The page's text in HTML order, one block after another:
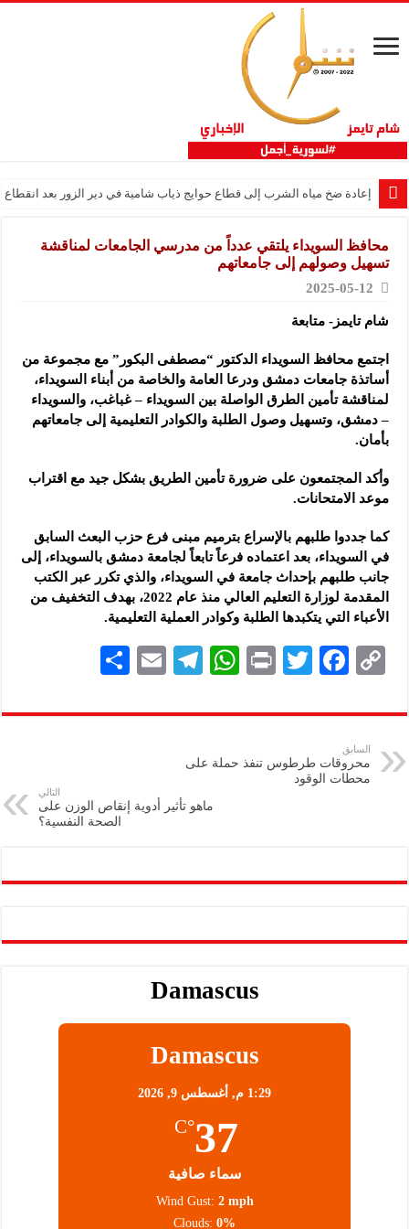
إعادة ضخ مياه الشرب إلى قطاع حوايج ذياب شامية في دير الزور بعد انقطاع دام 12
محافظ السويداء يلتقي عدداً من مدرسي الجامعات لمناقشة
تسهيل وصولهم إلى جامعاتهم
2025-05-12
شام تايمز- متابعة
اجتمع محافظ السويداء الدكتور “مصطفى البكور” مع مجموعة من
أساتذة جامعات دمشق ودرعا العامة والخاصة من أبناء السويداء،
لمناقشة تأمين الطرق الواصلة بين السويداء – غباغب، والسويداء
– دمشق، وتسهيل وصول الطلبة والكوادر التعليمية إلى جامعاتهم
بأمان.
وأكد المجتمعون على ضرورة تأمين الطريق بشكل جيد مع اقتراب
موعد الامتحانات.
كما جددوا طلبهم بالإسراع بترميم مبنى فرع حزب البعث السابق
في السويداء، بعد اعتماده فرعاً تابعاً لجامعة دمشق بالسويداء، إلى
جانب طلبهم بإحداث جامعة في السويداء، والذي تكرر عبر الكتب
المقدمة لوزارة التعليم العالي منذ عام 2022، بهدف التخفيف من
الأعباء التي يتكبدها الطلبة وكوادر العملية التعليمية.
C
p
y
Li
F
eb
k
T
tt
P
nt
W
at
A
p
Te
gr
E
ai
ar
السابق
محروقات طرطوس تنفذ حملة على
محطات الوقود
التالي
ماهو تأثير أدوية إنقاص الوزن على
الصحة النفسية؟
Damascus
Damascus
1:29 م, أغسطس 9, 2026
37
°C
سماء صافية
Wind Gust: 2 mph
Clouds: 0%